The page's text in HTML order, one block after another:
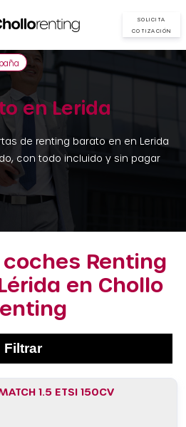
SOLICITA
COTIZACIÓN
en Lerida
de renting barato en en Lerida
con todo incluido y sin pagar
Renting
en Chollo
Filtrar
1.5 ETSI 150CV